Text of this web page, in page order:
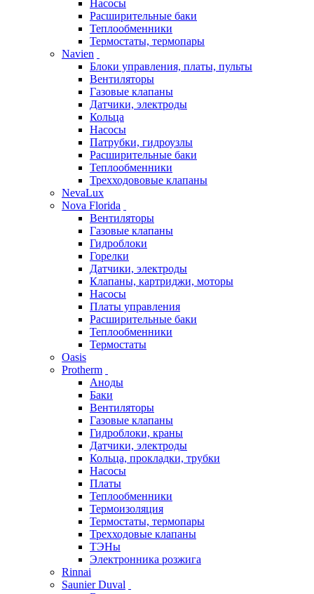
Насосы
Расширительные баки
Теплообменники
Термостаты, термопары
Navien
Блоки управления, платы, пульты
Вентиляторы
Газовые клапаны
Датчики, электроды
Кольца
Насосы
Патрубки, гидроузлы
Расширительные баки
Теплообменники
Трехходововые клапаны
NevaLux
Nova Florida
Вентиляторы
Газовые клапаны
Гидроблоки
Горелки
Датчики, электроды
Клапаны, картриджи, моторы
Насосы
Платы управления
Расширительные баки
Теплообменники
Термостаты
Oasis
Protherm
Аноды
Баки
Вентиляторы
Газовые клапаны
Гидроблоки, краны
Датчики, электроды
Кольца, прокладки, трубки
Насосы
Платы
Теплообменники
Термоизоляция
Термостаты, термопары
Трехходовые клапаны
ТЭНы
Электронника розжига
Rinnai
Saunier Duval